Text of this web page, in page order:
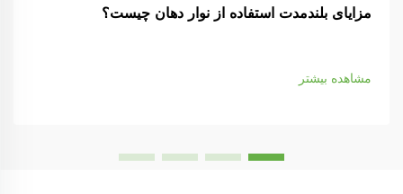
مزایای بلندمدت استفاده از نوار دهان چیست؟
مشاهده بیشتر